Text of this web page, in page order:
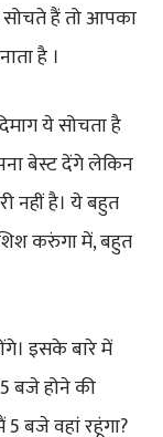
हैं तो आपका
है ।
ये सोचता है
बेस्ट देंगे लेकिन
नहीं है। ये बहुत
करुंगा में, बहुत
इसके बारे में
बजे होने की
बजे वहां रहूंगा?